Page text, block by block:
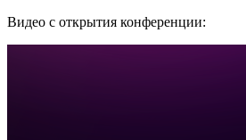
Видео с открытия конференции: